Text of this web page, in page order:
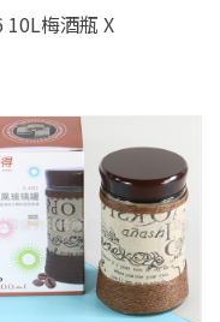
10L梅酒瓶 X